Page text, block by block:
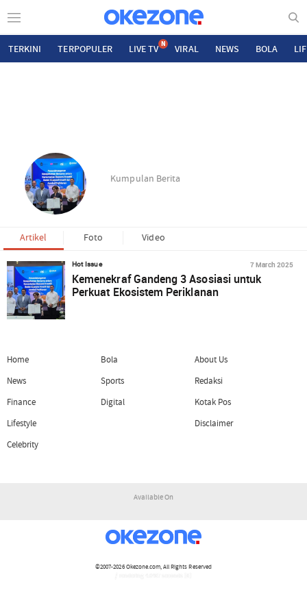
TERKINI TERPOPULER LIVE TV N VIRAL NEWS BOLA
Kumpulan Berita
Artikel Foto Video
Hot Issue 7 March 2025
Kemenekraf Gandeng 3 Asosiasi untuk
Perkuat Ekosistem Periklanan
Home
News
Finance
Lifestyle
Celebrity
Bola
Sports
Digital
About Us
Redaksi
Kotak Pos
Disclaimer
Available On
©2007-2026Okezone.com, All Rights Reserved